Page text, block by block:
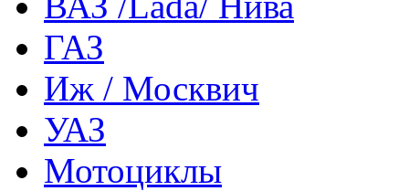
ГАЗ
Иж / Москвич
УАЗ
Мотоциклы